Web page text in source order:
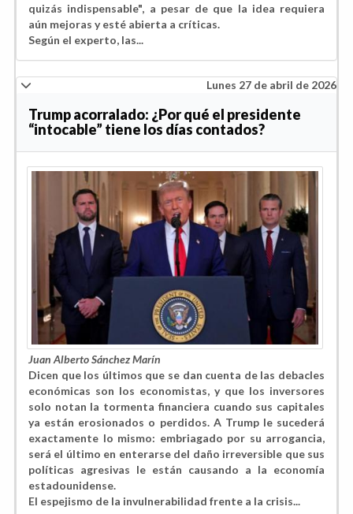
quizás indispensable", a pesar de que la idea requiera
aún mejoras y esté abierta a críticas.
Según el experto, las...
Lunes 27 de abril de 2026
Trump acorralado: ¿Por qué el presidente
“intocable” tiene los días contados?
Juan Alberto Sánchez Marín
Dicen que los últimos que se dan cuenta de las debacles
económicas son los economistas, y que los inversores
solo notan la tormenta financiera cuando sus capitales
ya están erosionados o perdidos. A Trump le sucederá
exactamente lo mismo: embriagado por su arrogancia,
será el último en enterarse del daño irreversible que sus
políticas agresivas le están causando a la economía
estadounidense.
El espejismo de la invulnerabilidad frente a la crisis...